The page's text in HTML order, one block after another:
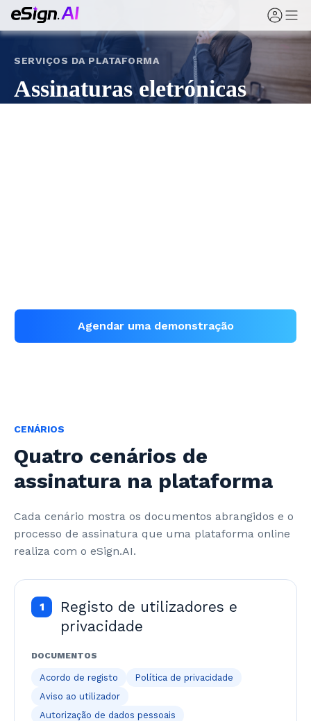
SERVIÇOS DA PLATAFORMA
Assinaturas eletrónicas
Agendar uma demonstração
CENÁRIOS
Quatro cenários de
assinatura na plataforma
Cada cenário mostra os documentos abrangidos e o
processo de assinatura que uma plataforma online
realiza com o eSign.AI.
1
Registo de utilizadores e
privacidade
DOCUMENTOS
Acordo de registo
Política de privacidade
Aviso ao utilizador
Autorização de dados pessoais